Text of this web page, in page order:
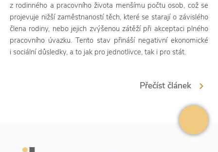
z rodinného a pracovního života menšímu počtu osob, což se
projevuje nižší zaměstnaností těch, které se starají o závislého
člena rodiny, nebo jejich zvýšenou zátěží při akceptaci plného
pracovního úvazku. Tento stav přináší negativní ekonomické
i sociální důsledky, a to jak pro jednotlivce, tak i pro stát.
Přečíst článek